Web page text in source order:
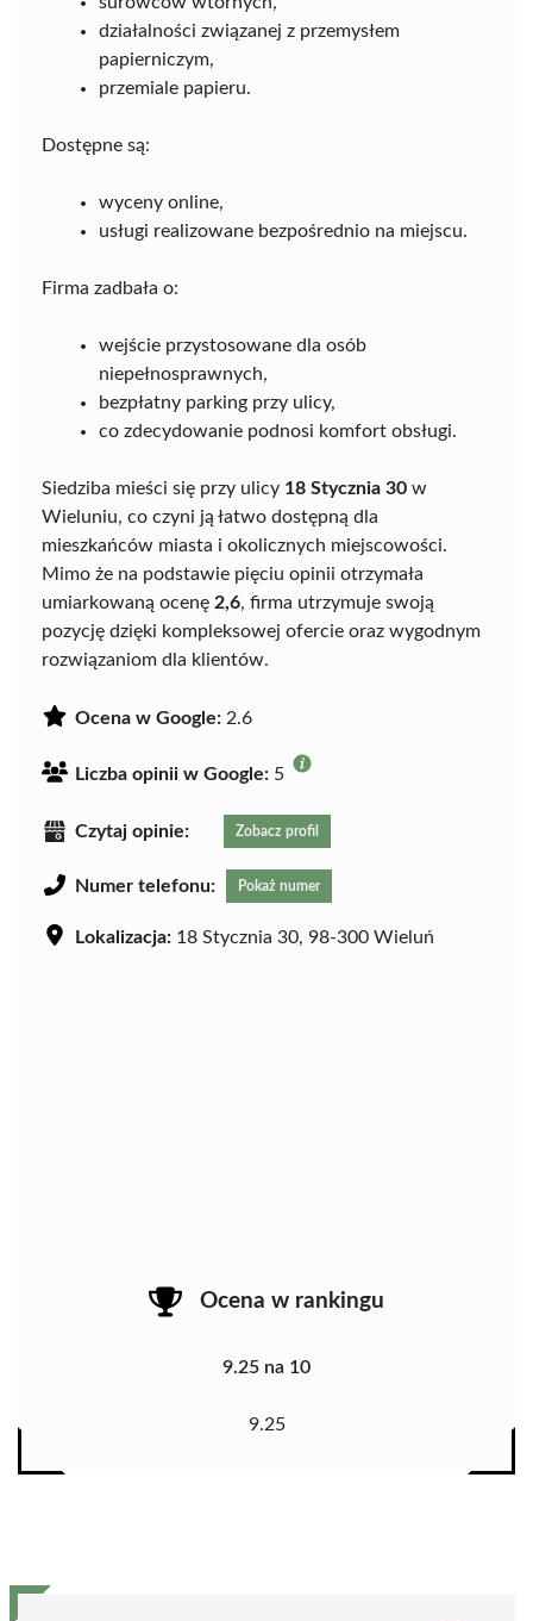
działalności związanej z przemysłem
papierniczym,
przemiale papieru.
Dostępne są:
wyceny online,
usługi realizowane bezpośrednio na miejscu.
Firma zadbała o:
wejście przystosowane dla osób
niepełnosprawnych,
bezpłatny parking przy ulicy,
co zdecydowanie podnosi komfort obsługi.
Siedziba mieści się przy ulicy 18 Stycznia 30 w
Wieluniu, co czyni ją łatwo dostępną dla
mieszkańców miasta i okolicznych miejscowości.
Mimo że na podstawie pięciu opinii otrzymała
umiarkowaną ocenę 2,6, firma utrzymuje swoją
pozycję dzięki kompleksowej ofercie oraz wygodnym
rozwiązaniom dla klientów.
Ocena w Google: 2.6
Liczba opinii w Google: 5
Czytaj opinie: Zobacz profil
Numer telefonu: Pokaż numer
Lokalizacja: 18 Stycznia 30, 98-300 Wieluń
Ocena w rankingu
9.25 na 10
9.25